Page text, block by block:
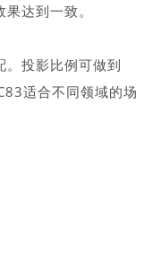
达到一致。
。投影比例可做到
适合不同领域的场